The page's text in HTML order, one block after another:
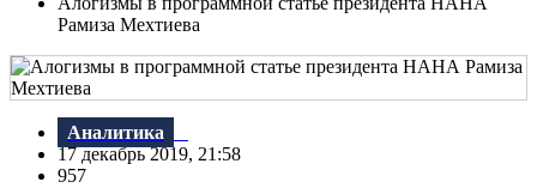
Рамиза Мехтиева
Аналитика
17 декабрь 2019, 21:58
957